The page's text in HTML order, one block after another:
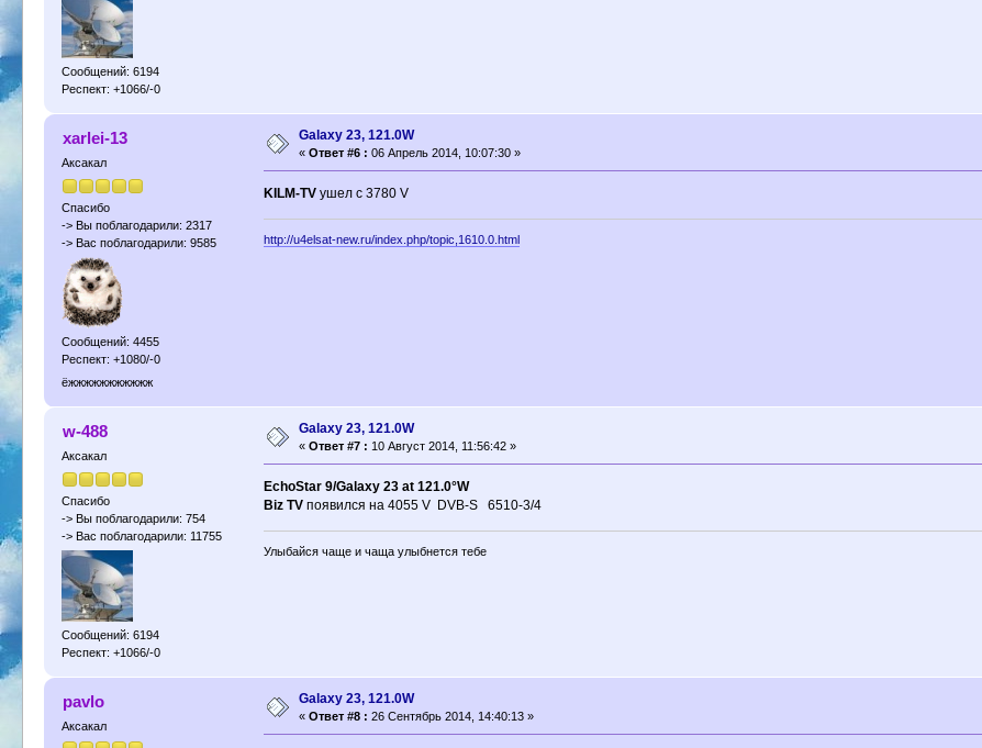
Сообщений: 6194
Респект: +1066/-0
xarlei-13
Аксакал
Спасибо
-> Вы поблагодарили: 2317
-> Вас поблагодарили: 9585
Сообщений: 4455
Респект: +1080/-0
ёжжжжжжжжжжж
Galaxy 23, 121.0W
«Ответ #6 : 06 Апрель 2014, 10:07:30 »
KILM-TV ушел с 3780 V
http://u4elsat-new.ru/index.php/topic,1610.0.html
w-488
Аксакал
Спасибо
-> Вы поблагодарили: 754
-> Вас поблагодарили: 11755
Сообщений: 6194
Респект: +1066/-0
Galaxy 23, 121.0W
«Ответ #7 : 10 Август 2014, 11:56:42 »
EchoStar 9/Galaxy 23 at 121.0°W
Biz TVпоявился на 4055 V DVB-S 6510-3/4
Улыбайся чаще и чаща улыбнется тебе
pavlo
Аксакал
Galaxy 23, 121.0W
«Ответ #8 : 26 Сентябрь 2014, 14:40:13 »